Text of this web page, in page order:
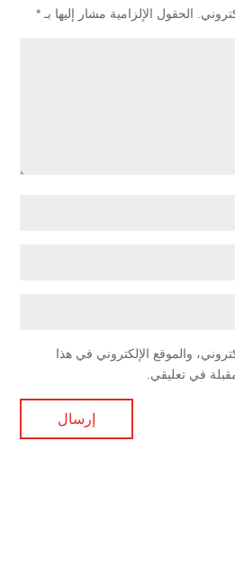
الحقول الإلزامية مشار إليها بـ *
والموقع الإلكتروني في هذا
في تعليقي.